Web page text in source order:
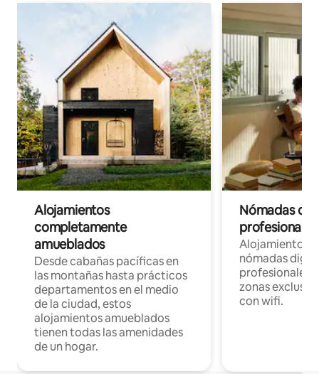
Alojamientos
completamente
amueblados
Desde cabañas pacíficas en
las montañas hasta prácticos
departamentos en el medio
de la ciudad, estos
alojamientos amueblados
tienen todas las amenidades
de un hogar.
Nómadas
Alojamientos
nómadas
profesionales
zonas
con wifi.